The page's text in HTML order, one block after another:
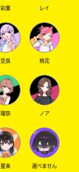
彩葉 レイ
空良 桃花
瑠奈 ノア
星来 選べません